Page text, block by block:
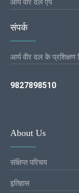
आर्य वीर दल एप
संपर्क
आर्य वीर दल के
9827898510
About Us
संक्षिप्त परिचय
इतिहास